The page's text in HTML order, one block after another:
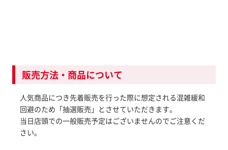
販売方法・商品について
人気商品につき先着販売を行った際に想定される混雑緩和
回避のため「抽選販売」とさせていただきます。
当日店頭での一般販売予定はございませんのでご注意くだ
さい。